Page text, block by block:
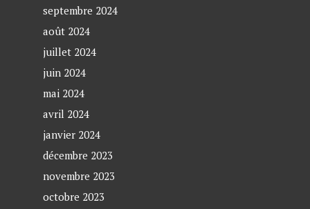
septembre 2024
août 2024
juillet 2024
juin 2024
mai 2024
avril 2024
janvier 2024
décembre 2023
novembre 2023
octobre 2023